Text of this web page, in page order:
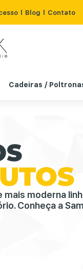
Blog Contato
Cadeiras /
mais moderna
Conheça a